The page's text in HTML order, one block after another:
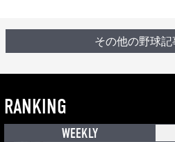
その他の野球記
RANKING
WEEKLY